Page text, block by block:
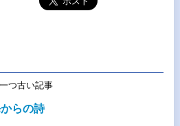
一つ古い記事
らの詩